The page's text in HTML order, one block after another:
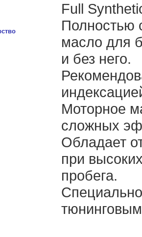
Full
Полностью
масло для
и без него.
Моторное
сложных
Обладает
при
пробега.